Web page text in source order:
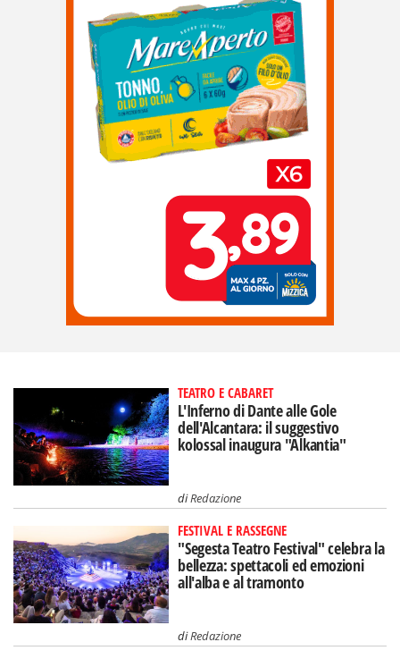
TEATRO E CABARET
L'Inferno di Dante alle Gole
dell'Alcantara: il suggestivo
kolossal inaugura "Alkantia"
diRedazione
FESTIVAL E RASSEGNE
"Segesta Teatro Festival" celebra la
bellezza: spettacoli ed emozioni
all'alba e al tramonto
diRedazione